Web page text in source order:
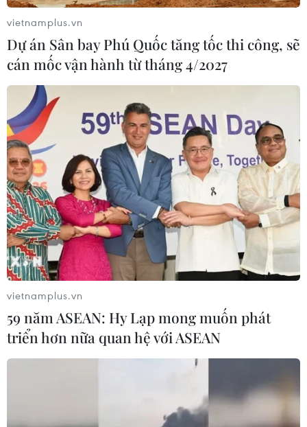
vietnamplus.vn
Dự án Sân bay Phú Quốc tăng tốc thi công, sẽ
cán mốc vận hành từ tháng 4/2027
vietnamplus.vn
59 năm ASEAN: Hy Lạp mong muốn phát
triển hơn nữa quan hệ với ASEAN